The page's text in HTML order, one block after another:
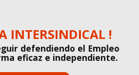
INTERSINDICAL !
defendiendo el Empleo
eficaz e independiente.